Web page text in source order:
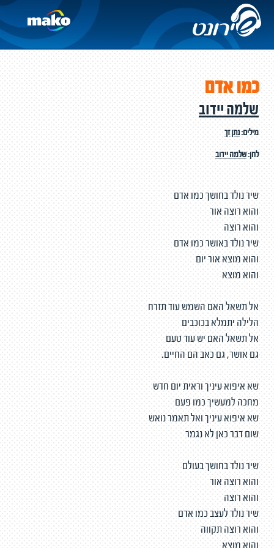
כמו אדם
שלמה יידוב
מילים:נתן זך
לחן:שלמה יידוב
שיר נולד בחושך כמו אדם
והוא רוצה אור
והוא רוצה
שיר נולד באושר כמו אדם
והוא מוצא אור יום
והוא מוצא
אל תשאל האם השמש עוד תזרח
הלילה יתמלא בכוכבים
אל תשאל האם יש עוד טעם
גם אושר, גם כאב הם החיים.
שא איפוא עיניך וראית יום חדש
מחכה למעשיך כמו פעם
שא איפוא עיניך ואל תאמר נואש
שום דבר כאן לא נגמר
שיר נולד בחושך בעולם
והוא רוצה אור
והוא רוצה
שיר נולד לעצב כמו אדם
והוא רוצה תקווה